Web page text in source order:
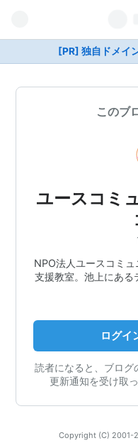
[PR] 独自ドメイ
このブ
ユースコミ
NPO法人ユースコミ
支援教室。池上にある
ログイ
読者になると、ブログ
更新通知を受け取
Copyright (C) 2001-